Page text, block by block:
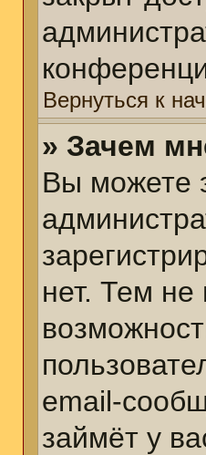
Вернуться к
» Зачем
Вы можете
нет. Тем
email-
займёт у